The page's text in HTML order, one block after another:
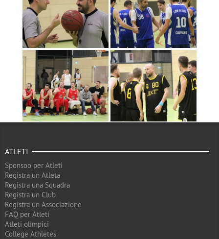
ATLETI
Sponsoo per Atleti
Registra un Atleta
Registra una Squadra
Registra un Club
Registra un Associazione
FAQ per Atleti
Atleti olimpici
College Athletes